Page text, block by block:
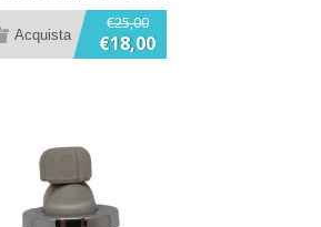
€25,00
€18,00